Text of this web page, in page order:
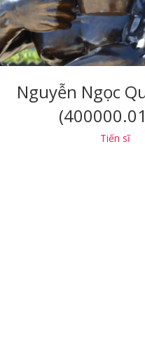
Nguyễn Ngọc
Tiến sĩ